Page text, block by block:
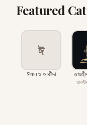
Featured
ঈ
ঈমান ও আকীদা